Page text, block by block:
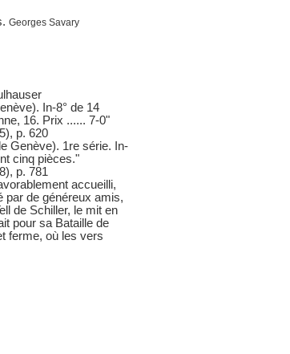
Georges Savary
In-8° de 14
16. Prix ...... 7-0"
p. 620
Genève). 1re série. In-
cinq pièces."
p. 781
accueilli,
par de généreux amis,
de Schiller, le mit en
pour sa Bataille de
ferme, où les vers